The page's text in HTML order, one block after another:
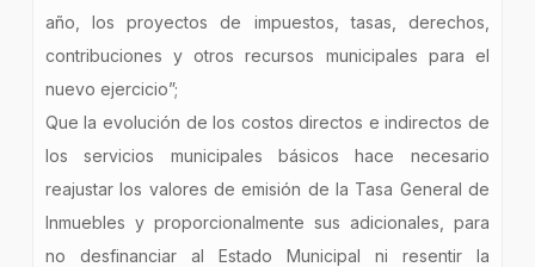
año, los proyectos de impuestos, tasas, derechos,
contribuciones y otros recursos municipales para el
nuevo ejercicio”;
Que la evolución de los costos directos e indirectos de
los servicios municipales básicos hace necesario
reajustar los valores de emisión de la Tasa General de
Inmuebles y proporcionalmente sus adicionales, para
no desfinanciar al Estado Municipal ni resentir la